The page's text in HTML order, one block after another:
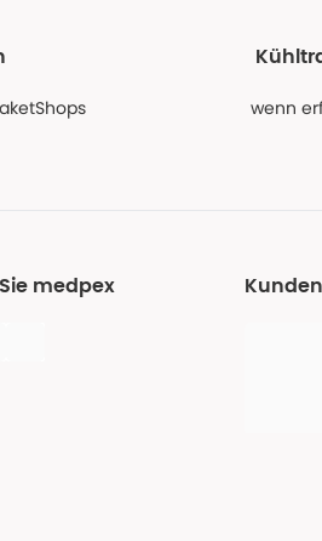
wenn
medpex